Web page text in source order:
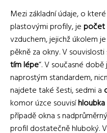
Mezi základní údaje, o
plastovými profily, jepočet
vzduchem, jejichž úkolem
pěkně za okny. V
tím lépe“. V současné
naprostým standardem,
najdete také šesti, sedmi a
komor úzce souvisí
případě okna s
profil dostatečně hluboký.